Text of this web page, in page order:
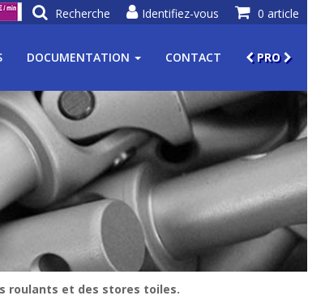
0 article
Identifiez-vous
Recherche
DOCUMENTATION CONTACT PRO
roulants et des stores toiles.